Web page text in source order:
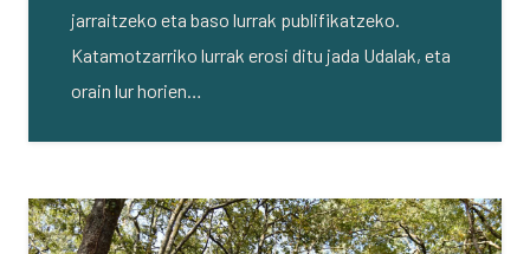
jarraitzeko eta baso lurrak publifikatzeko.
Katamotzarriko lurrak erosi ditu jada Udalak, eta
orain lur horien…